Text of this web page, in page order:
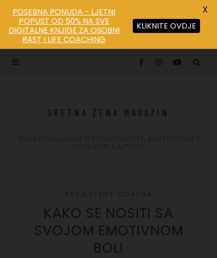
SRETNA ŽENA MAGAZIN
SAVJETI LIFE COACHA
KAKO SE NOSITI SA
SVOJOM EMOTIVNOM
BOLI
POSEBNA PONUDA - LJETNI
POPUST OD 50% NA SVE
DIGITALNE KNJIGE ZA OSOBNI
RAST I LIFE COACHING
KLIKNITE OVDJE
X
Save